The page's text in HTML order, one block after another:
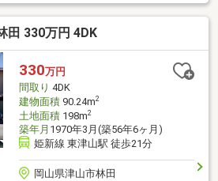
田 330万円 4DK
330万円
間取り 4DK
建物面積90.24m2
土地面積198m2
築年月 1970年3月(築56年6ヶ月)
姫新線 東津山駅 徒歩21分
岡山県津山市林田